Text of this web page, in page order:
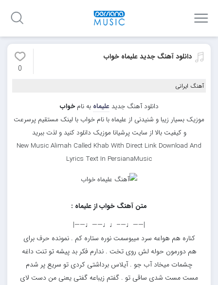
دانلود آهنگ جدید علیماه خواب
0
آهنگ ایرانی
دانلود آهنگ جدیدعلیماه به نامخواب
موزیک بسیار زیبا و شنیدنی از علیماه با نام خواب با لینک مستقیم پرسرعت
و کیفیت بالا از سایت پرشیانا موزیک دانلود کنید و لذت ببرید
New Music Alimah Called Khab With Direct Link Download And
Lyrics Text In PersianaMusic
متن آهنگ خواب از علیماه :
|——♩—–♩♩——♩——|
کناره هم هواعه سرد میبوسمت نوره ستاره کم . نمونده حرف برای
هم دورمون حوله لش روی تخت . ندارم فکر بد پیشه تو تنت داغه
چشمات میخاد آب جو . آیلاس برداشتی کردی تو سریع پر شدم
مست مست شدی ساقی تو . گفتم زیباعه گفتی یعنی من دست لای